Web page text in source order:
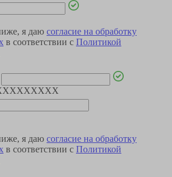
я даю согласие на обработку
в соответствии с Политикой
я даю согласие на обработку
в соответствии с Политикой